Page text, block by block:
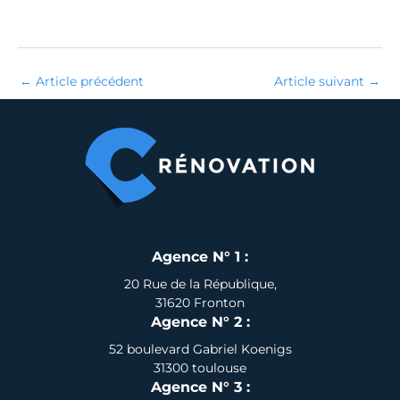
← Article précédent Article suivant →
Agence N° 1 :
20 Rue de la République,
31620 Fronton
Agence N° 2 :
52 boulevard Gabriel Koenigs
31300 toulouse
Agence N° 3 :